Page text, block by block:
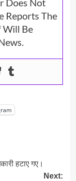
Does Not
Reports The
Will Be
हटाए गए।
Next: